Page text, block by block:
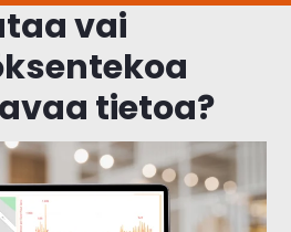
vai
tietoa?